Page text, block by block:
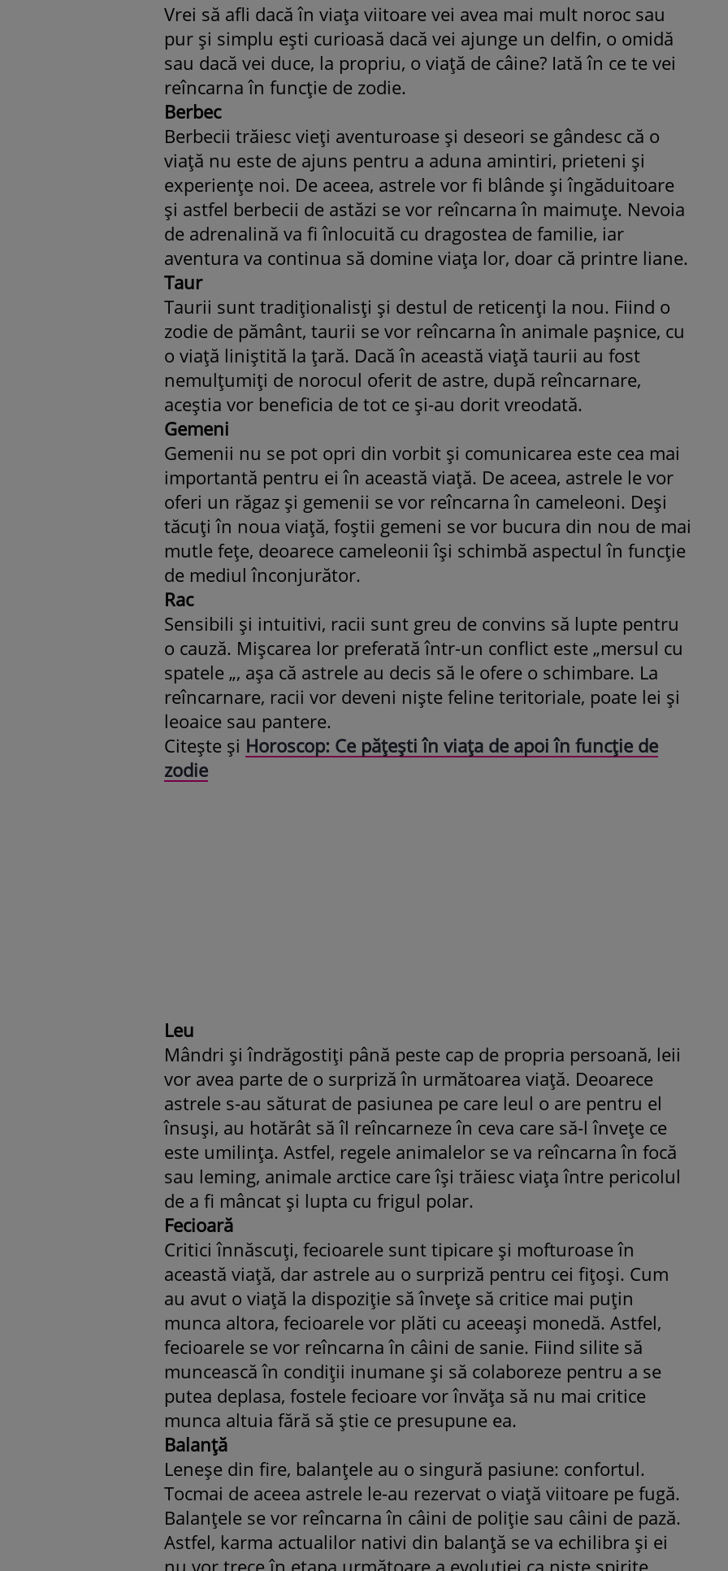
Vrei să afli dacă în viaţa viitoare vei avea mai mult noroc sau
pur şi simplu eşti curioasă dacă vei ajunge un delfin, o omidă
sau dacă vei duce, la propriu, o viaţă de câine? Iată în ce te vei
reîncarna în funcţie de zodie.
Berbec
Berbecii trăiesc vieţi aventuroase şi deseori se gândesc că o
viaţă nu este de ajuns pentru a aduna amintiri, prieteni şi
experienţe noi. De aceea, astrele vor fi blânde şi îngăduitoare
şi astfel berbecii de astăzi se vor reîncarna în maimuţe. Nevoia
de adrenalină va fi înlocuită cu dragostea de familie, iar
aventura va continua să domine viaţa lor, doar că printre liane.
Taur
Taurii sunt tradiţionalisţi şi destul de reticenţi la nou. Fiind o
zodie de pământ, taurii se vor reîncarna în animale paşnice, cu
o viaţă liniştită la ţară. Dacă în această viaţă taurii au fost
nemulţumiţi de norocul oferit de astre, după reîncarnare,
aceştia vor beneficia de tot ce şi-au dorit vreodată.
Gemeni
Gemenii nu se pot opri din vorbit şi comunicarea este cea mai
importantă pentru ei în această viaţă. De aceea, astrele le vor
oferi un răgaz şi gemenii se vor reîncarna în cameleoni. Deşi
tăcuţi în noua viaţă, foştii gemeni se vor bucura din nou de mai
mutle feţe, deoarece cameleonii îşi schimbă aspectul în funcţie
de mediul înconjurător.
Rac
Sensibili şi intuitivi, racii sunt greu de convins să lupte pentru
o cauză. Mişcarea lor preferată într-un conflict este „mersul cu
spatele „, aşa că astrele au decis să le ofere o schimbare. La
reîncarnare, racii vor deveni nişte feline teritoriale, poate lei şi
leoaice sau pantere.
Citeşte şi Horoscop: Ce păţeşti în viaţa de apoi în funcţie de
zodie
Leu
Mândri şi îndrăgostiţi până peste cap de propria persoană, leii
vor avea parte de o surpriză în următoarea viaţă. Deoarece
astrele s-au săturat de pasiunea pe care leul o are pentru el
însuşi, au hotărât să îl reîncarneze în ceva care să-l înveţe ce
este umilinţa. Astfel, regele animalelor se va reîncarna în focă
sau leming, animale arctice care îşi trăiesc viaţa între pericolul
de a fi mâncat şi lupta cu frigul polar.
Fecioară
Critici înnăscuţi, fecioarele sunt tipicare şi mofturoase în
această viaţă, dar astrele au o surpriză pentru cei fiţoşi. Cum
au avut o viaţă la dispoziţie să înveţe să critice mai puţin
munca altora, fecioarele vor plăti cu aceeaşi monedă. Astfel,
fecioarele se vor reîncarna în câini de sanie. Fiind silite să
muncească în condiţii inumane şi să colaboreze pentru a se
putea deplasa, fostele fecioare vor învăţa să nu mai critice
munca altuia fără să ştie ce presupune ea.
Balanţă
Leneşe din fire, balanţele au o singură pasiune: confortul.
Tocmai de aceea astrele le-au rezervat o viaţă viitoare pe fugă.
Balanţele se vor reîncarna în câini de poliţie sau câini de pază.
Astfel, karma actualilor nativi din balanţă se va echilibra şi ei
nu vor trece în etapa următoare a evoluţiei ca nişte spirite
Fiica Iuliei Albu și a lui Mihai
strălucit la banchet. Mikaela a
purtat o rochie creată de
mamă și i-a împrumutat
Valentino: „M-am simțit ca o
prințesă”